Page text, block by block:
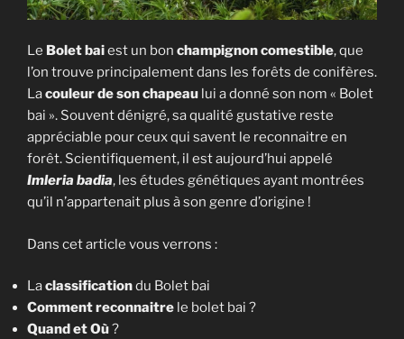
Le Bolet baiest un bon champignon comestible, que
l’on trouve principalement dans les forêts de conifères.
Lacouleur de son chapeau lui a donné son nom « Bolet
bai ». Souvent dénigré, sa qualité gustative reste
appréciable pour ceux qui savent le reconnaitre en
forêt. Scientifiquement, il est aujourd’hui appelé
Imleria badia, les études génétiques ayant montrées
qu’il n’appartenait plus à son genre d’origine !
Dans cet article vous verrons :
Laclassificationdu Bolet bai
Comment reconnaitre le bolet bai ?
Quand et Où?